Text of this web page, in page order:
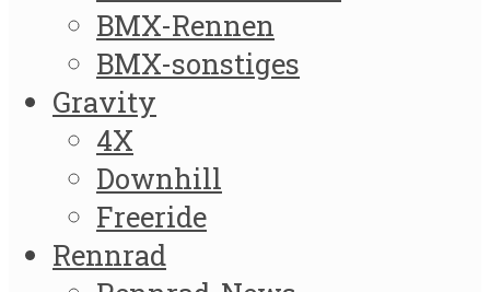
BMX-Rennen
BMX-sonstiges
Gravity
4X
Downhill
Freeride
Rennrad